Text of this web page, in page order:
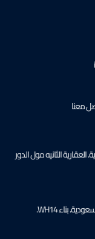
معنا
السعودية. العقارية الثانيه مول الدور